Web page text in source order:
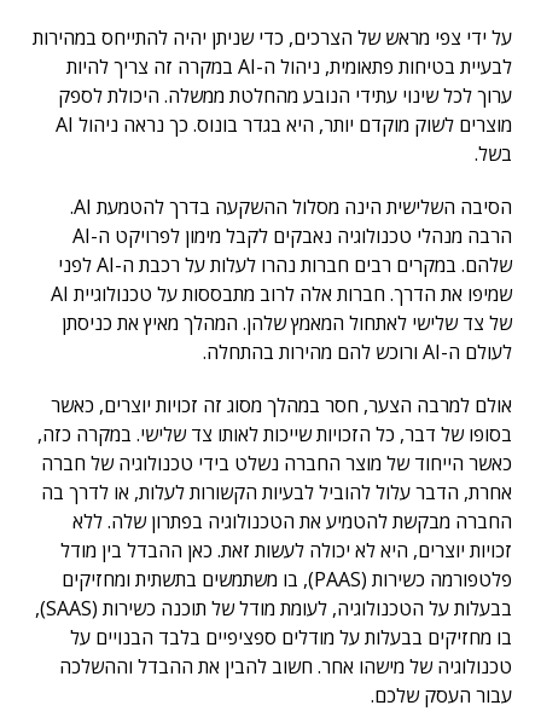
על ידי צפי מראש של הצרכים, כדי שניתן יהיה להתייחס במהירות
לבעיית בטיחות פתאומית, ניהול ה-AI במקרה זה צריך להיות
ערוך לכל שינוי עתידי הנובע מהחלטת ממשלה. היכולת לספק
מוצרים לשוק מוקדם יותר, היא בגדר בונוס. כך נראה ניהול AI
בשל.
הסיבה השלישית הינה מסלול ההשקעה בדרך להטמעת AI.
הרבה מנהלי טכנולוגיה נאבקים לקבל מימון לפרויקט ה-AI
שלהם. במקרים רבים חברות נהרו לעלות על רכבת ה-AI לפני
שמיפו את הדרך. חברות אלה לרוב מתבססות על טכנולוגיית AI
של צד שלישי לאתחול המאמץ שלהן. המהלך מאיץ את כניסתן
לעולם ה-AI ורוכש להם מהירות בהתחלה.
אולם למרבה הצער, חסר במהלך מסוג זה זכויות יוצרים, כאשר
בסופו של דבר, כל הזכויות שייכות לאותו צד שלישי. במקרה כזה,
כאשר הייחוד של מוצר החברה נשלט בידי טכנולוגיה של חברה
אחרת, הדבר עלול להוביל לבעיות הקשורות לעלות, או לדרך בה
החברה מבקשת להטמיע את הטכנולוגיה בפתרון שלה. ללא
זכויות יוצרים, היא לא יכולה לעשות זאת. כאן ההבדל בין מודל
פלטפורמה כשירות (PAAS), בו משתמשים בתשתית ומחזיקים
בבעלות על הטכנולוגיה, לעומת מודל של תוכנה כשירות (SAAS),
בו מחזיקים בבעלות על מודלים ספציפיים בלבד הבנויים על
טכנולוגיה של מישהו אחר. חשוב להבין את ההבדל וההשלכה
עבור העסק שלכם.